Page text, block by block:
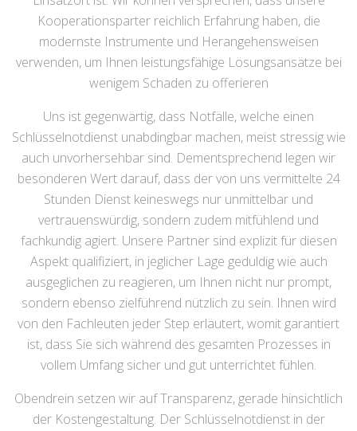
Kooperationsparter reichlich Erfahrung haben, die
modernste Instrumente und Herangehensweisen
verwenden, um Ihnen leistungsfähige Lösungsansätze bei
wenigem Schaden zu offerieren
Uns ist gegenwärtig, dass Notfälle, welche einen
Schlüsselnotdienst unabdingbar machen, meist stressig wie
auch unvorhersehbar sind. Dementsprechend legen wir
besonderen Wert darauf, dass der von uns vermittelte 24
Stunden Dienst keineswegs nur unmittelbar und
vertrauenswürdig, sondern zudem mitfühlend und
fachkundig agiert. Unsere Partner sind explizit für diesen
Aspekt qualifiziert, in jeglicher Lage geduldig wie auch
ausgeglichen zu reagieren, um Ihnen nicht nur prompt,
sondern ebenso zielführend nützlich zu sein. Ihnen wird
von den Fachleuten jeder Step erläutert, womit garantiert
ist, dass Sie sich während des gesamten Prozesses in
vollem Umfang sicher und gut unterrichtet fühlen.
Obendrein setzen wir auf Transparenz, gerade hinsichtlich
der Kostengestaltung. Der Schlüsselnotdienst in der